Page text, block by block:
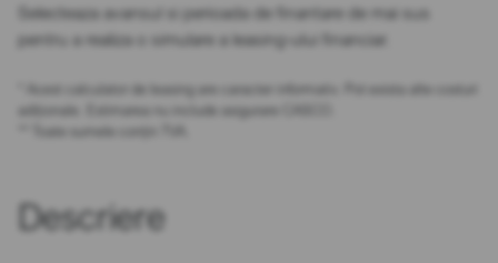
Selecteaza avansul si perioada de finantare de mai sus
pentru a realiza o simulare a leasing-ului financiar.
* Acest calculator de leasing are caracter informativ. Pot exista alte costuri
adiționale. Estimarea nu include asigurare CASCO.
** Toate sumele conțin TVA.
Descriere